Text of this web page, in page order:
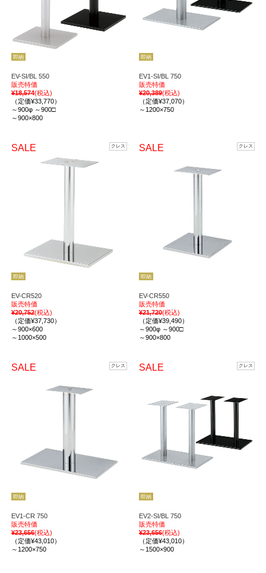
即納
EV-SI/BL 550
販売特価
¥18,574(税込)
（定価¥33,770）
～900φ ～900□
～900×800
即納
EV1-SI/BL 750
販売特価
¥20,389(税込)
（定価¥37,070）
～1200×750
SALE クレス
即納
EV-CR520
販売特価
¥20,752(税込)
（定価¥37,730）
～900×600
～1000×500
SALE クレス
即納
EV-CR550
販売特価
¥21,720(税込)
（定価¥39,490）
～900φ ～900□
～900×800
SALE クレス
即納
EV1-CR 750
販売特価
¥23,656(税込)
（定価¥43,010）
～1200×750
SALE クレス
即納
EV2-SI/BL 750
販売特価
¥23,656(税込)
（定価¥43,010）
～1500×900